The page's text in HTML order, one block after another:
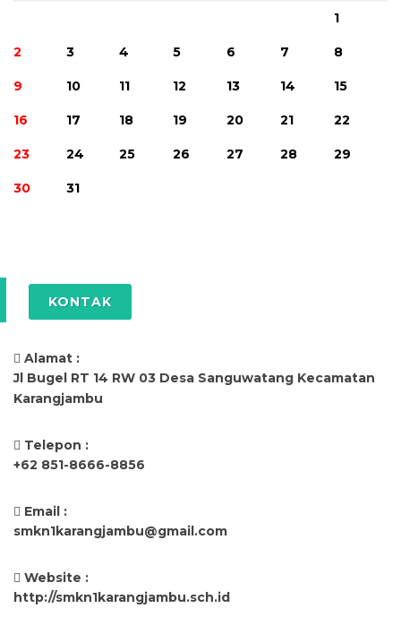
1
2 3 4 5 6 7 8
9 10 11 12 13 14 15
16 17 18 19 20 21 22
23 24 25 26 27 28 29
30 31
KONTAK
Alamat :
Jl Bugel RT 14 RW 03 Desa Sanguwatang Kecamatan
Karangjambu
Telepon :
+62 851-8666-8856
Email :
smkn1karangjambu@gmail.com
Website :
http://smkn1karangjambu.sch.id